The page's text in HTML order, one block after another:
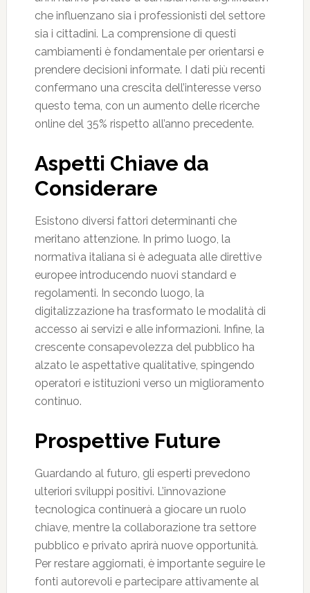
che influenzano sia i professionisti del settore
sia i cittadini. La comprensione di questi
cambiamenti è fondamentale per orientarsi e
prendere decisioni informate. I dati più recenti
confermano una crescita dell’interesse verso
questo tema, con un aumento delle ricerche
online del 35% rispetto all’anno precedente.
Aspetti Chiave da
Considerare
Esistono diversi fattori determinanti che
meritano attenzione. In primo luogo, la
normativa italiana si è adeguata alle direttive
europee introducendo nuovi standard e
regolamenti. In secondo luogo, la
digitalizzazione ha trasformato le modalità di
accesso ai servizi e alle informazioni. Infine, la
crescente consapevolezza del pubblico ha
alzato le aspettative qualitative, spingendo
operatori e istituzioni verso un miglioramento
continuo.
Prospettive Future
Guardando al futuro, gli esperti prevedono
ulteriori sviluppi positivi. L’innovazione
tecnologica continuerà a giocare un ruolo
chiave, mentre la collaborazione tra settore
pubblico e privato aprirà nuove opportunità.
Per restare aggiornati, è importante seguire le
fonti autorevoli e partecipare attivamente al